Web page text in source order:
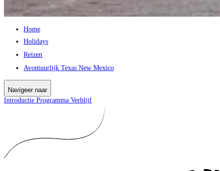
Home
Holidays
Reizen
Avontuurlijk Texas New Mexico
Navigeer naar
Introductie Programma Verblijf